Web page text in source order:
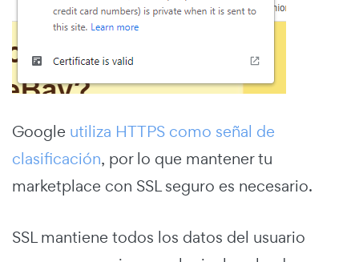
Google utiliza HTTPS como señal de
clasificación, por lo que mantener tu
marketplace con SSL seguro es necesario.
SSL mantiene todos los datos del usuario